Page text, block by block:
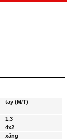
tay (M/T)
1.3
4x2
xăng